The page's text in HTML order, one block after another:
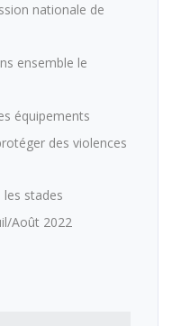
nationale de
ensemble le
équipements
des violences
stades
Août 2022